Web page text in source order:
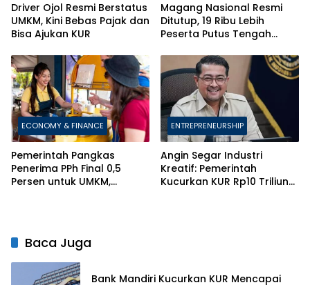
Driver Ojol Resmi Berstatus
UMKM, Kini Bebas Pajak dan
Bisa Ajukan KUR
Magang Nasional Resmi
Ditutup, 19 Ribu Lebih
Peserta Putus Tengah
ECONOMY & FINANCE
Pemerintah Pangkas
Penerima PPh Final 0,5
Persen untuk UMKM,
ENTREPRENEURSHIP
Angin Segar Industri
Kreatif: Pemerintah
Kucurkan KUR Rp10 Triliun
Baca Juga
Bank Mandiri Kucurkan KUR Mencapai